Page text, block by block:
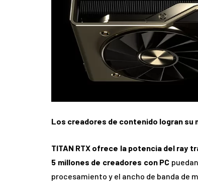
Los creadores de contenido logran su
TITAN RTX ofrece la potencia del ray
5 millones de creadores con PC
procesamiento y el ancho de banda de